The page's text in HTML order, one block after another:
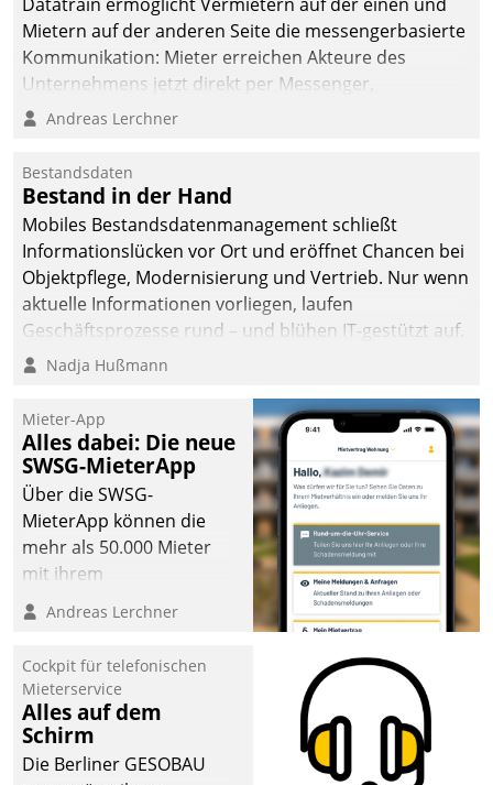
Mietern auf der anderen Seite die messengerbasierte
Kommunikation: Mieter erreichen Akteure des
Unternehmens jetzt direkt per Messenger,
Mitarbeiter oder Dienstleister empfangen oder
Andreas Lerchner
Bestandsdaten
Bestand in der Hand
Mobiles Bestandsdatenmanagement schließt
Informationslücken vor Ort und eröffnet Chancen bei
Objektpflege, Modernisierung und Vertrieb. Nur wenn
aktuelle Informationen vorliegen, laufen
Geschäftsprozesse rund – und blühen IT-gestützt auf.
Nadja Hußmann
Mieter-App
Alles dabei: Die neue
SWSG-MieterApp
Über die SWSG-
MieterApp können die
mehr als 50.000 Mieter
mit ihrem
Wohnungsunternehmen
kommunizieren, auf dem
einsehen und ändern
oder
Schadensmeldungen
abgeben – rund um die
Andreas Lerchner
Cockpit für telefonischen
Mieterservice
Alles auf dem
Schirm
Die Berliner GESOBAU